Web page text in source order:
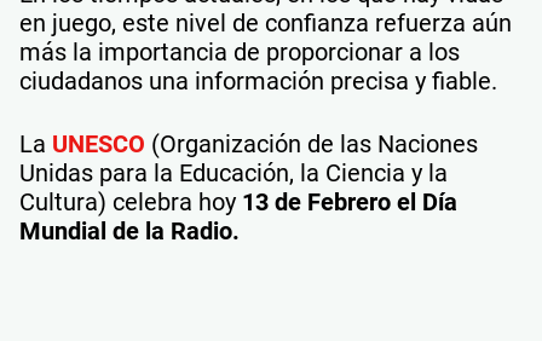
en juego, este nivel de confianza refuerza aún
más la importancia de proporcionar a los
ciudadanos una información precisa y fiable.
La UNESCO (Organización de las Naciones
Unidas para la Educación, la Ciencia y la
Cultura) celebra hoy 13 de Febrero el Día
Mundial de la Radio.